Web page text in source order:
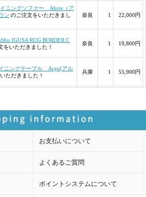
お支払いについて
よくあるご質問
ポイントシステムについて